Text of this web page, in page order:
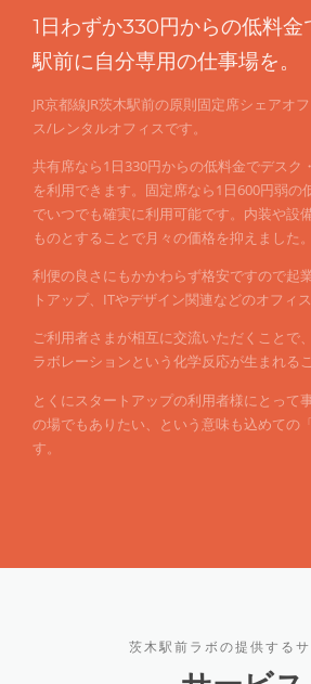
1日わずか330円からの低料金
駅前に自分専用の仕事場を。
JR京都線JR茨木駅前の原則固定席シェアオ
ス/レンタルオフィスです。
共有席なら1日330円からの低料金でデスク
を利用できます。固定席なら1日600円弱の
でいつでも確実に利用可能です。内装や設
ものとすることで月々の価格を抑えました。
利便の良さにもかかわらず格安ですので起
トアップ、ITやデザイン関連などのオフィ
ご利用者さまが相互に交流いただくことで
ラボレーションという化学反応が生まれる
とくにスタートアップの利用者様にとって
の場でもありたい、という意味も込めての
す。
茨木駅前ラボの提供する